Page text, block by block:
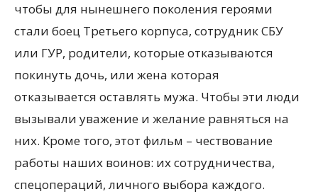
чтобы для нынешнего поколения героями
стали боец Третьего корпуса, сотрудник СБУ
или ГУР, родители, которые отказываются
покинуть дочь, или жена которая
отказывается оставлять мужа. Чтобы эти люди
вызывали уважение и желание равняться на
них. Кроме того, этот фильм – чествование
работы наших воинов: их сотрудничества,
спецопераций, личного выбора каждого.